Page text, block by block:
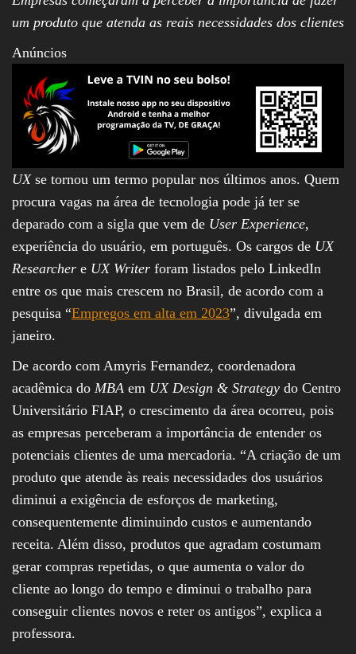
um produto que atenda as reais necessidades dos clientes
Anúncios
UXse tornou um termo popular nos últimos anos. Quem
procura vagas na área de tecnologia pode já ter se
deparado com a sigla que vem de User Experience,
experiência do usuário, em português. Os cargos de UX
Researcher e UX Writer foram listados pelo LinkedIn
entre os que mais crescem no Brasil, de acordo com a
pesquisa “Empregos em alta em 2023”, divulgada em
janeiro.
De acordo com Amyris Fernandez, coordenadora
acadêmica do MBA em UX Design & Strategy do Centro
Universitário FIAP, o crescimento da área ocorreu, pois
as empresas perceberam a importância de entender os
potenciais clientes de uma mercadoria. “A criação de um
produto que atende às reais necessidades dos usuários
diminui a exigência de esforços de marketing,
consequentemente diminuindo custos e aumentando
receita. Além disso, produtos que agradam costumam
gerar compras repetidas, o que aumenta o valor do
cliente ao longo do tempo e diminui o trabalho para
conseguir clientes novos e reter os antigos”, explica a
professora.